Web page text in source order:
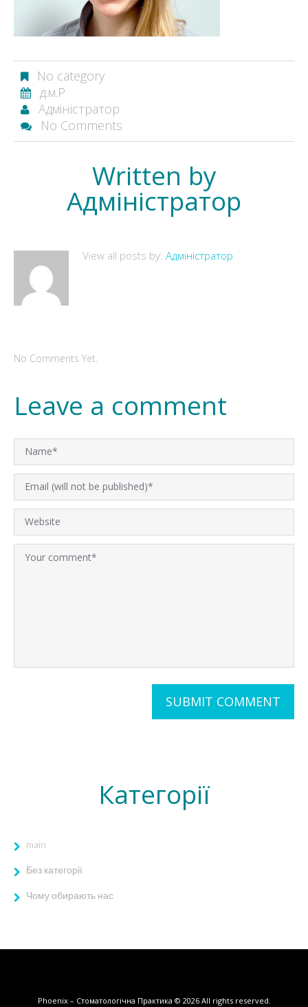
No category
д.м.Р
Адміністратор
No Comments
Written by
Адміністратор
View all posts by: Адміністратор
No Comments Yet.
Leave a comment
Категорії
main
Без категорії
Чому обирають нас
Phoenix – Стоматологічна Практика © 2026 All rights reserved.